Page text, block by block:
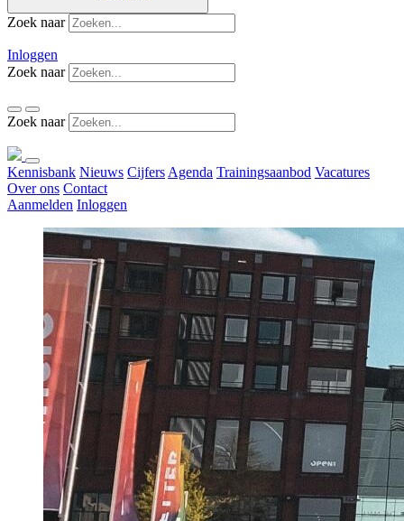
Zoek naar
Inloggen
Zoek naar
Zoek naar
Kennisbank Nieuws Cijfers Agenda Trainingsaanbod Vacatures
Over ons Contact
Aanmelden Inloggen